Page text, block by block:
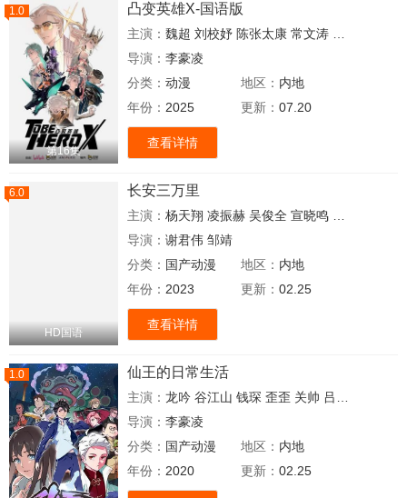
1.0
第16集
凸变英雄X-国语版
主演： 魏超 刘校妤 陈张太康 常文涛
导演： 李豪凌
分类： 动漫 地区： 内地
年份： 2025 更新： 07.20
查看详情
6.0
HD国语
长安三万里
主演： 杨天翔 凌振赫 吴俊全 宣晓鸣
导演： 谢君伟 邹靖
分类： 国产动漫 地区： 内地
年份： 2023 更新： 02.25
查看详情
1.0 仙王的日常生活
主演： 龙吟 谷江山 钱琛 歪歪 关帅 吕思衡
导演： 李豪凌
分类： 国产动漫 地区： 内地
年份： 2020 更新： 02.25